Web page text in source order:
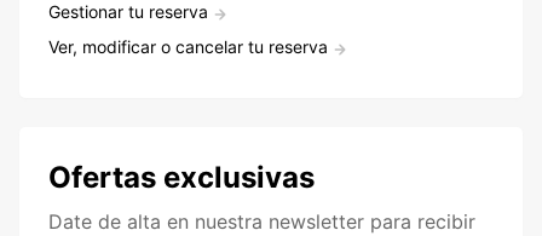
Gestionar tu reserva
Ver, modificar o cancelar tu reserva
Ofertas exclusivas
Date de alta en nuestra newsletter para recibir